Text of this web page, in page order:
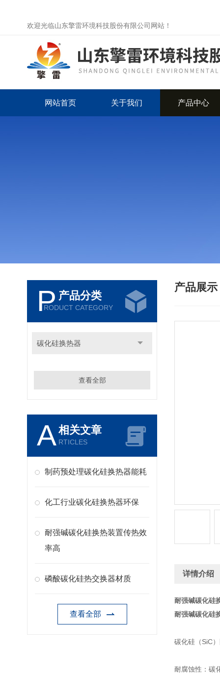
欢迎光临山东擎雷环境科技股份有限公司网站！
网站首页 关于我们 产品中心
P 产品分类
RODUCT CATEGORY
碳化硅换热器
查看全部
A相关文章
RTICLES
制药预处理碳化硅换热器能耗
化工行业碳化硅换热器环保
耐强碱碳化硅换热装置传热效
率高
磷酸碳化硅热交换器材质
查看全部
产品展示
详情介绍
耐强碱碳化硅
耐强碱碳化硅
碳化硅（SiC
耐腐蚀性：碳